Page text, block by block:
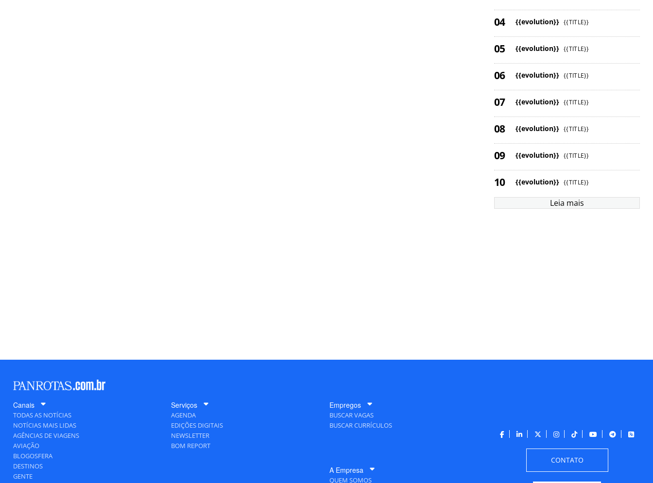
{{evolution}} {{TITLE}}
{{evolution}} {{TITLE}}
{{evolution}} {{TITLE}}
{{evolution}} {{TITLE}}
{{evolution}} {{TITLE}}
{{evolution}} {{TITLE}}
{{evolution}} {{TITLE}}
Leia mais
Canais
TODAS AS NOTÍCIAS
NOTÍCIAS MAIS LIDAS
AGÊNCIAS DE VIAGENS
AVIAÇÃO
BLOGOSFERA
DESTINOS
GENTE
Serviços
AGENDA
EDIÇÕES DIGITAIS
NEWSLETTER
BOM REPORT
Empregos
BUSCAR VAGAS
BUSCAR CURRÍCULOS
A Empresa
QUEM SOMOS
CONTATO